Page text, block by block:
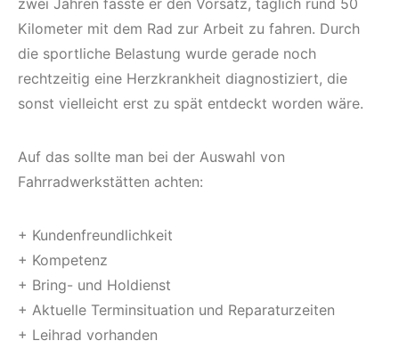
Kilometer mit dem Rad zur Arbeit zu fahren. Durch
die sportliche Belastung wurde gerade noch
rechtzeitig eine Herzkrankheit diagnostiziert, die
sonst vielleicht erst zu spät entdeckt worden wäre.
Auf das sollte man bei der Auswahl von
Fahrradwerkstätten achten:
+ Kundenfreundlichkeit
+ Kompetenz
+ Bring- und Holdienst
+ Aktuelle Terminsituation und Reparaturzeiten
+ Leihrad vorhanden